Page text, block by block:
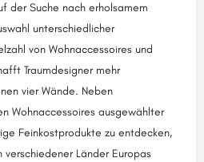
der Suche nach erholsamem
unterschiedlicher
von Wohnaccessoires und
Traumdesigner mehr
vier Wände. Neben
Wohnaccessoires ausgewählter
Feinkostprodukte zu entdecken,
Länder Europas